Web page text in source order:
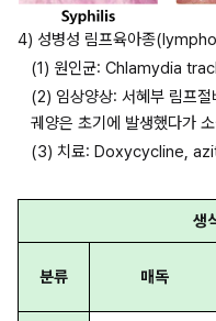
4) 성병성 림프육아종
(1) 원인균: Chlamydia
(2) 임상양상: 서혜부 림프
궤양은 초기에 발생했다가
(3) 치료: Doxycycline,
생
분류 매독